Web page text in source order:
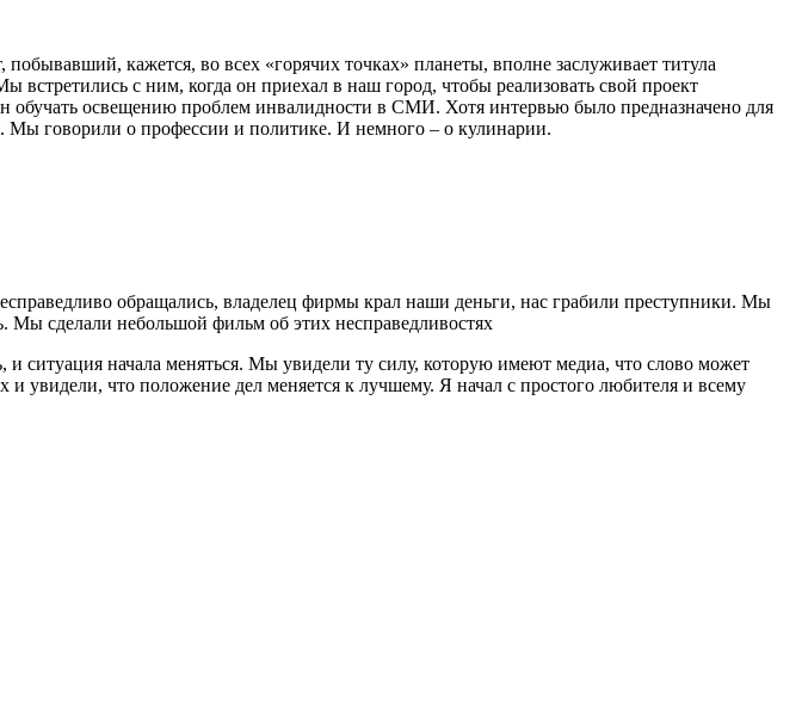
кажется, во всех «горячих точках» планеты, вполне заслуживает титула
с ним, когда он приехал в наш город, чтобы реализовать свой проект
освещению проблем инвалидности в СМИ. Хотя интервью было предназначено для
Мы говорили о профессии и политике. И немного – о кулинарии.
обращались, владелец фирмы крал наши деньги, нас грабили преступники. Мы
Мы сделали небольшой фильм об этих несправедливостях
и ситуация начала меняться. Мы увидели ту силу, которую имеют медиа, что слово может
увидели, что положение дел меняется к лучшему. Я начал с простого любителя и всему